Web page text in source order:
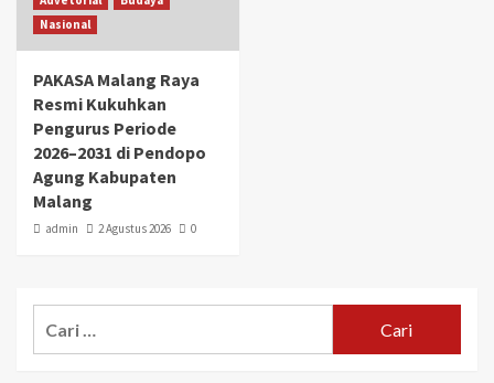
Nasional
PAKASA Malang Raya
Resmi Kukuhkan
Pengurus Periode
2026–2031 di Pendopo
Agung Kabupaten
Malang
admin 2 Agustus 2026 0